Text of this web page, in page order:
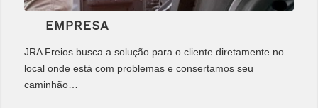
EMPRESA
JRA Freios busca a solução para o cliente diretamente no
local onde está com problemas e consertamos seu
caminhão…